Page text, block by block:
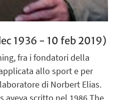
1936 - 10 feb 2019)
fra i fondatori della
allo sport e per
di Norbert Elias.